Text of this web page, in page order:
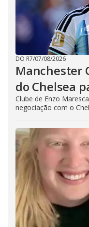
DO R7/07/08/2026
Manchester
do Chelsea
Clube de Enzo
negociação com o